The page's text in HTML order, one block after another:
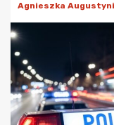
Agnieszka